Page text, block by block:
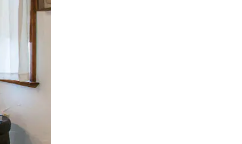
ან შეხებისა თუ თითის გასმის ჟესტები.